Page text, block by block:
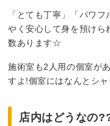
「とても丁寧」「パワ
やく安心して身を預けら
数あります☆
施術室も2人用の個室が
すよ!個室にはなんとシ
店内はどうなの